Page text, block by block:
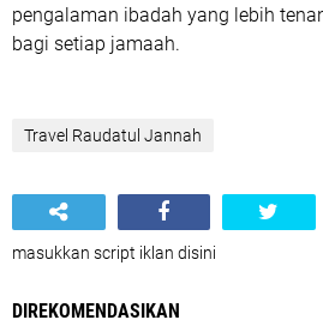
pengalaman ibadah yang lebih
bagi setiap jamaah.
Travel Raudatul Jannah
masukkan script iklan disini
DIREKOMENDASIKAN